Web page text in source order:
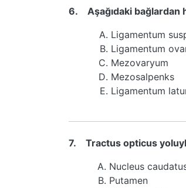
6.
Aşağıdaki bağlardan
Ligamentum
Ligamentum
Mezovaryum
Mezosalpenks
Ligamentum
7. Tractus opticus
Nucleus
Putamen